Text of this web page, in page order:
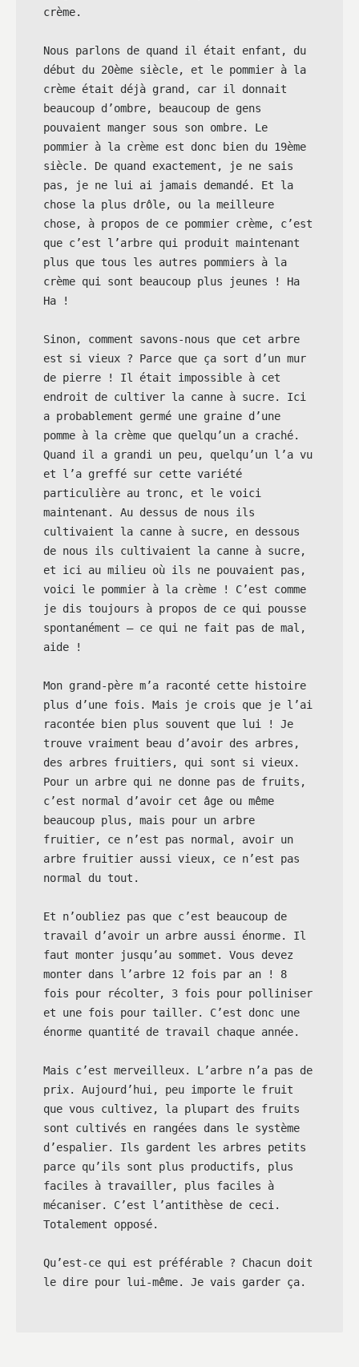
crème.
Nous parlons de quand il était enfant, du
début du 20ème siècle, et le pommier à la
crème était déjà grand, car il donnait
beaucoup d’ombre, beaucoup de gens
pouvaient manger sous son ombre. Le
pommier à la crème est donc bien du 19ème
siècle. De quand exactement, je ne sais
pas, je ne lui ai jamais demandé. Et la
chose la plus drôle, ou la meilleure
chose, à propos de ce pommier crème, c’est
que c’est l’arbre qui produit maintenant
plus que tous les autres pommiers à la
crème qui sont beaucoup plus jeunes ! Ha
Ha !
Sinon, comment savons-nous que cet arbre
est si vieux ? Parce que ça sort d’un mur
de pierre ! Il était impossible à cet
endroit de cultiver la canne à sucre. Ici
a probablement germé une graine d’une
pomme à la crème que quelqu’un a craché.
Quand il a grandi un peu, quelqu’un l’a vu
et l’a greffé sur cette variété
particulière au tronc, et le voici
maintenant. Au dessus de nous ils
cultivaient la canne à sucre, en dessous
de nous ils cultivaient la canne à sucre,
et ici au milieu où ils ne pouvaient pas,
voici le pommier à la crème ! C’est comme
je dis toujours à propos de ce qui pousse
spontanément — ce qui ne fait pas de mal,
aide !
Mon grand-père m’a raconté cette histoire
plus d’une fois. Mais je crois que je l’ai
racontée bien plus souvent que lui ! Je
trouve vraiment beau d’avoir des arbres,
des arbres fruitiers, qui sont si vieux.
Pour un arbre qui ne donne pas de fruits,
c’est normal d’avoir cet âge ou même
beaucoup plus, mais pour un arbre
fruitier, ce n’est pas normal, avoir un
arbre fruitier aussi vieux, ce n’est pas
normal du tout.
Et n’oubliez pas que c’est beaucoup de
travail d’avoir un arbre aussi énorme. Il
faut monter jusqu’au sommet. Vous devez
monter dans l’arbre 12 fois par an ! 8
fois pour récolter, 3 fois pour polliniser
et une fois pour tailler. C’est donc une
énorme quantité de travail chaque année.
Mais c’est merveilleux. L’arbre n’a pas de
prix. Aujourd’hui, peu importe le fruit
que vous cultivez, la plupart des fruits
sont cultivés en rangées dans le système
d’espalier. Ils gardent les arbres petits
parce qu’ils sont plus productifs, plus
faciles à travailler, plus faciles à
mécaniser. C’est l’antithèse de ceci.
Totalement opposé.
Qu’est-ce qui est préférable ? Chacun doit
le dire pour lui-même. Je vais garder ça.